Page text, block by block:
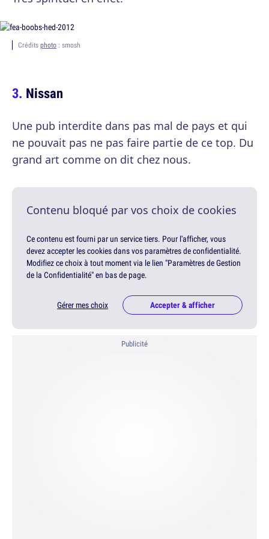
Crédits photo : smosh
Nissan
Une pub interdite dans pas mal de pays et qui
ne pouvait pas ne pas faire partie de ce top. Du
grand art comme on dit chez nous.
Contenu bloqué par vos choix de cookies
Ce contenu est fourni par un service tiers. Pour l'afficher, vous
devez accepter les cookies dans vos paramètres de confidentialité.
Modifiez ce choix à tout moment via le lien "Paramètres de Gestion
de la Confidentialité" en bas de page.
Gérer mes choix Accepter & afficher
Publicité